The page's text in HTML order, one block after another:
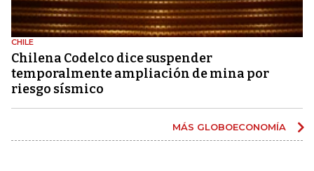
CHILE
Chilena Codelco dice suspender
temporalmente ampliación de mina por
riesgo sísmico
MÁS GLOBOECONOMÍA